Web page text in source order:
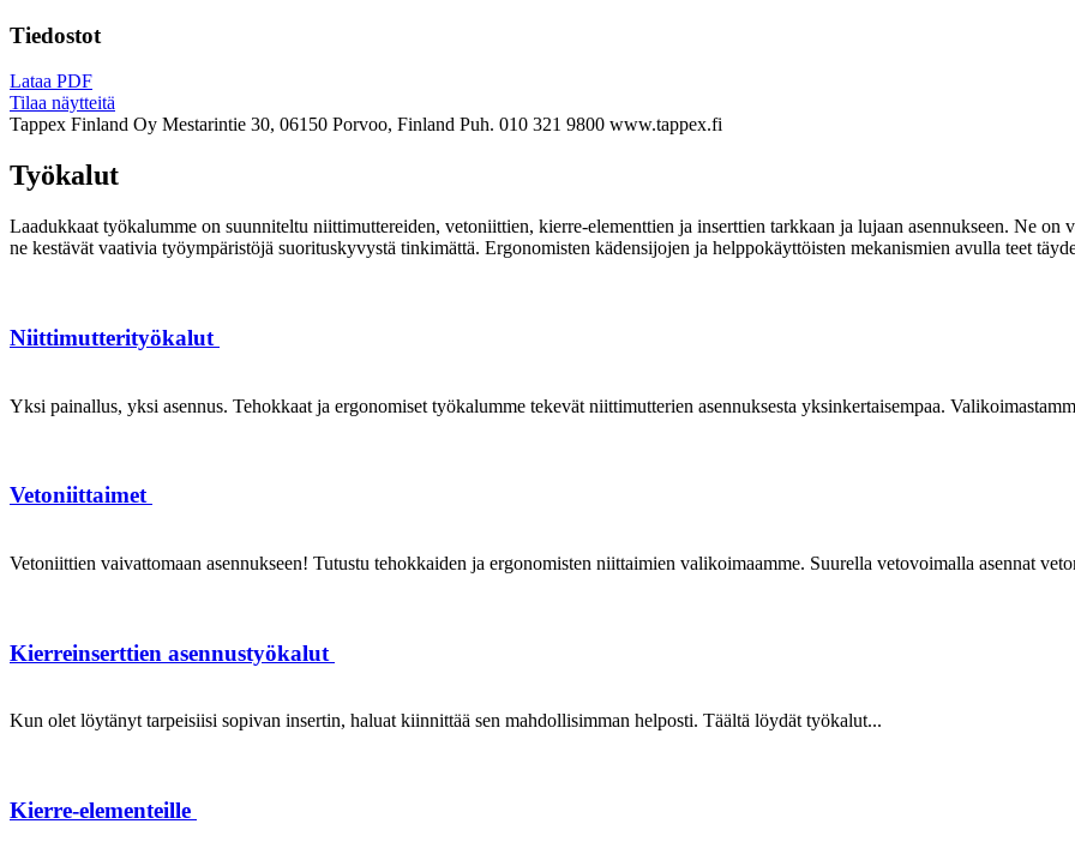
Tiedostot
Lataa PDF
Tilaa näytteitä
Tappex Finland Oy Mestarintie 30, 06150 Porvoo, Finland Puh. 010 321 9800 www.tappex.fi
Työkalut
Laadukkaat työkalumme on suunniteltu niittimuttereiden, vetoniittien, kierre-elementtien ja inserttien tarkkaan ja lujaan asennukseen. Ne on
ne kestävät vaativia työympäristöjä suorituskyvystä tinkimättä. Ergonomisten kädensijojen ja helppokäyttöisten mekanismien avulla teet
Niittimutterityökalut
Yksi painallus, yksi asennus. Tehokkaat ja ergonomiset työkalumme tekevät niittimutterien asennuksesta yksinkertaisempaa.
Vetoniittaimet
Vetoniittien vaivattomaan asennukseen! Tutustu tehokkaiden ja ergonomisten niittaimien valikoimaamme. Suurella vetovoimalla asennat
Kierreinserttien asennustyökalut
Kun olet löytänyt tarpeisiisi sopivan insertin, haluat kiinnittää sen mahdollisimman helposti. Täältä löydät työkalut...
Kierre-elementeille